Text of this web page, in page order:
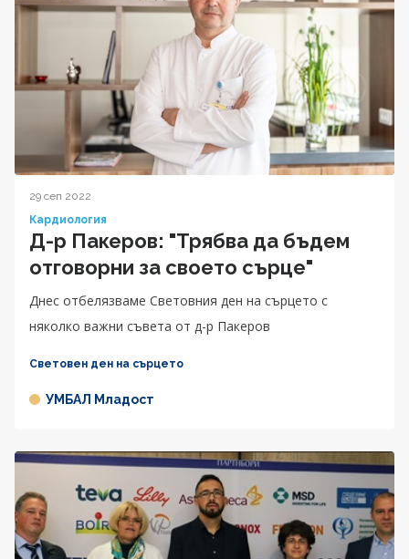
29 сеп 2022
Кардиология
Д-р Пакеров: "Трябва да бъдем
отговорни за своето сърце"
Днес отбелязваме Световния ден на сърцето с
няколко важни съвета от д-р Пакеров
Световен ден на сърцето
УМБАЛ Младост